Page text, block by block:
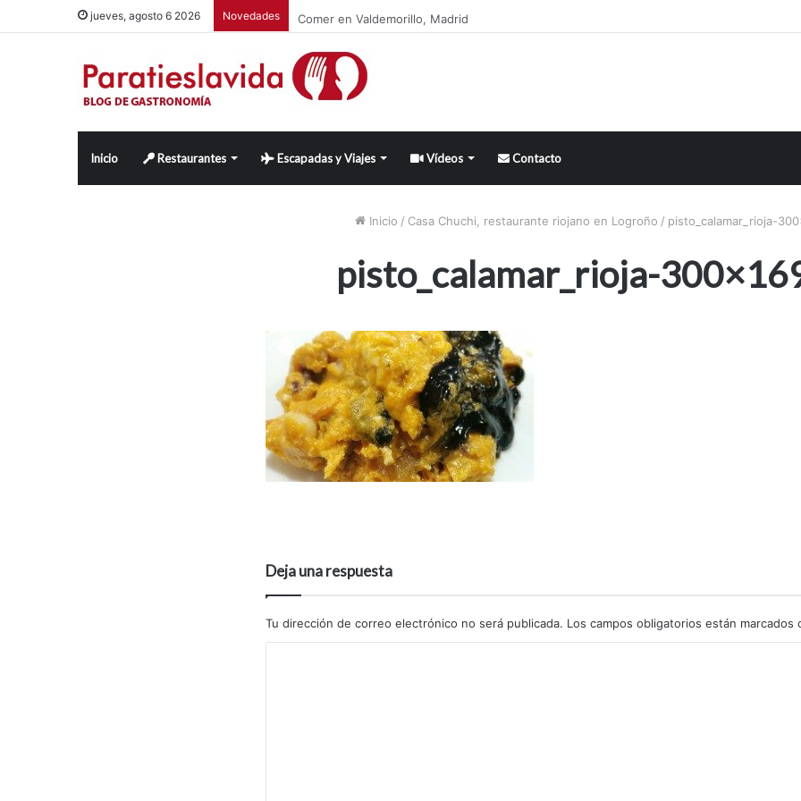
jueves, agosto 6 2026 Novedades Comer en Valdemorillo, Madrid
Inicio Restaurantes Escapadas y Viajes Vídeos Contacto
Inicio / Casa Chuchi, restaurante riojano en Logroño / pisto_calamar_rioja-
pisto_calamar_rioja-
Deja una respuesta
Tu dirección de correo electrónico no será publicada. Los campos obligatorios están marcados